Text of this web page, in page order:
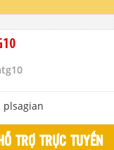
LOẠI
LỰC CAO CẤP
SỐ
plsagian
HỖ TRỢ TRỰC TUYẾN